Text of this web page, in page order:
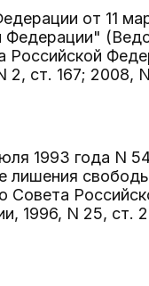
от 11
Федерации"
ст. 167; 2008,
1993 года N
лишения
Совета
1996, N 25, ст.